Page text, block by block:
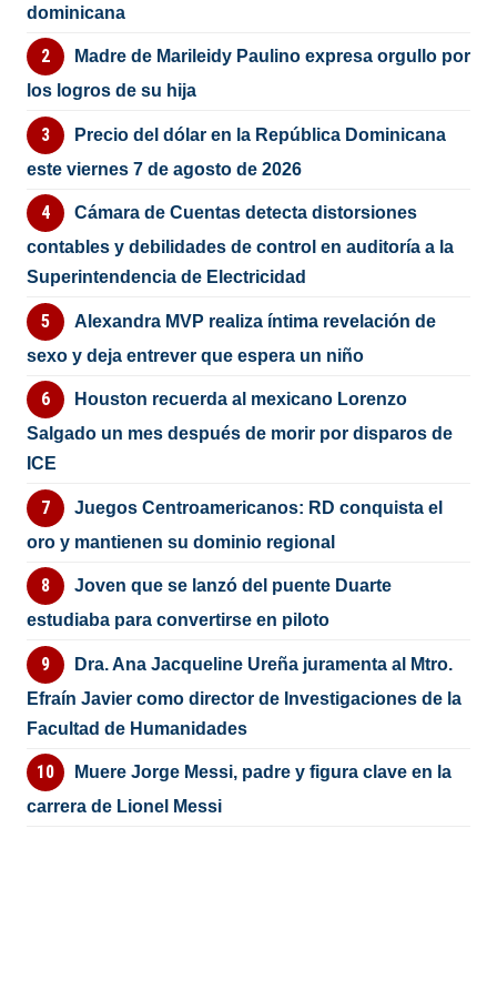
dominicana
Madre de Marileidy Paulino expresa orgullo por
los logros de su hija
Precio del dólar en la República Dominicana
este viernes 7 de agosto de 2026
Cámara de Cuentas detecta distorsiones
contables y debilidades de control en auditoría a la
Superintendencia de Electricidad
Alexandra MVP realiza íntima revelación de
sexo y deja entrever que espera un niño
Houston recuerda al mexicano Lorenzo
Salgado un mes después de morir por disparos de
ICE
Juegos Centroamericanos: RD conquista el
oro y mantienen su dominio regional
Joven que se lanzó del puente Duarte
estudiaba para convertirse en piloto
Dra. Ana Jacqueline Ureña juramenta al Mtro.
Efraín Javier como director de Investigaciones de la
Facultad de Humanidades
Muere Jorge Messi, padre y figura clave en la
carrera de Lionel Messi